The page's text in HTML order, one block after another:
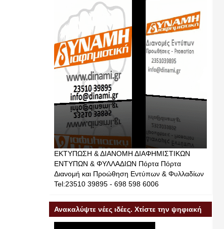
ΕΚΤΥΠΩΣΗ & ΔΙΑΝΟΜΗ ΔΙΑΦΗΜΙΣΤΙΚΩΝ
ΕΝΤΥΠΩΝ & ΦΥΛΛΑΔΙΩΝ Πόρτα Πόρτα
Διανομή και Προώθηση Εντύπων & Φυλλαδίων
Tel:23510 39895 - 698 598 6006
Ανακαλύψτε νέες ιδέες. Χτίστε την ψηφιακή
σας επιχείρηση